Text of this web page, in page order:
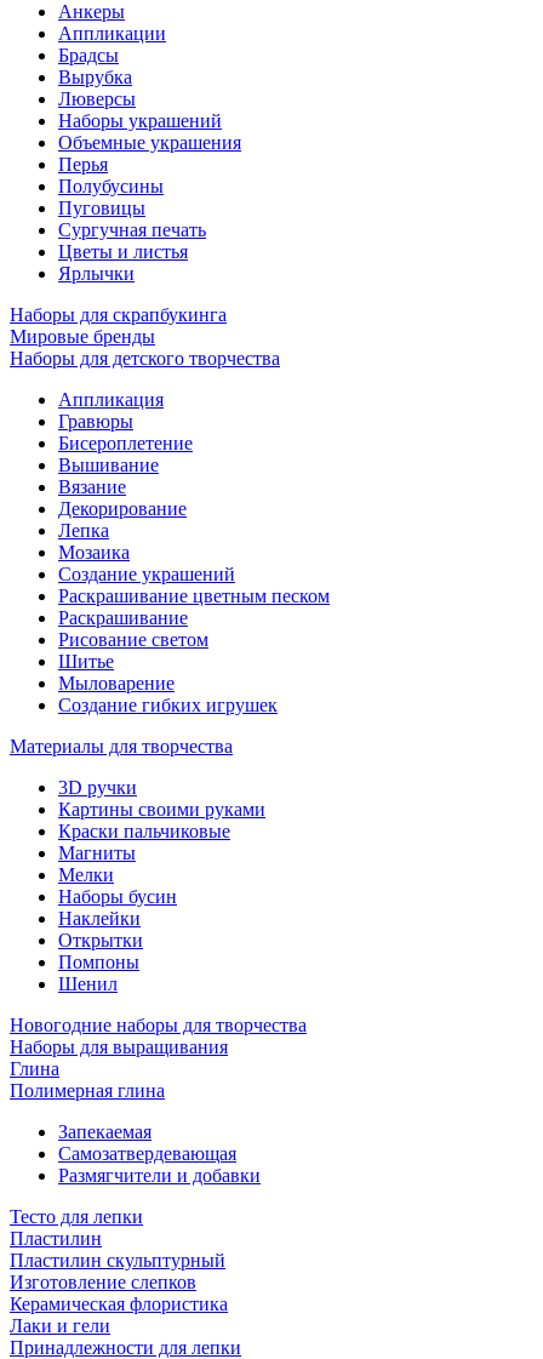
Анкеры
Аппликации
Брадсы
Вырубка
Люверсы
Наборы украшений
Объемные украшения
Перья
Полубусины
Пуговицы
Сургучная печать
Цветы и листья
Ярлычки
Наборы для скрапбукинга
Мировые бренды
Наборы для детского творчества
Аппликация
Гравюры
Бисероплетение
Вышивание
Вязание
Декорирование
Лепка
Мозаика
Создание украшений
Раскрашивание цветным песком
Раскрашивание
Рисование светом
Шитье
Мыловарение
Создание гибких игрушек
Материалы для творчества
3D ручки
Картины своими руками
Краски пальчиковые
Магниты
Мелки
Наборы бусин
Наклейки
Открытки
Помпоны
Шенил
Новогодние наборы для творчества
Наборы для выращивания
Глина
Полимерная глина
Запекаемая
Самозатвердевающая
Размягчители и добавки
Тесто для лепки
Пластилин
Пластилин скульптурный
Изготовление слепков
Керамическая флористика
Лаки и гели
Принадлежности для лепки